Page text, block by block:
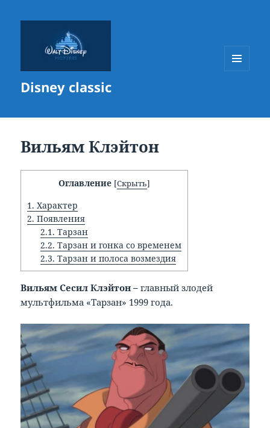
Disney classic
Вильям Клэйтон
Оглавление [Скрыть]
1. Характер
2. Появления
2.1. Тарзан
2.2. Тарзан и гонка со временем
2.3. Тарзан и полоса возмездия
Вильям Сесил Клэйтон –главный злодей
мультфильма «Тарзан» 1999 года.